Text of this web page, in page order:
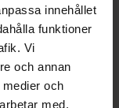
innehållet
funktioner
Vi
och annan
och
med.